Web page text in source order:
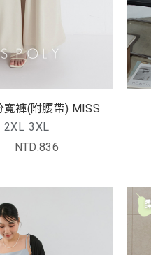
褲(附腰帶) MISS
2XL 3XL
NTD.836